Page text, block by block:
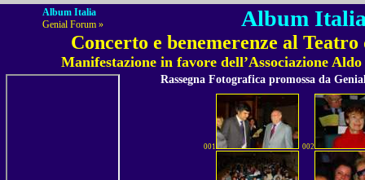
Album Italia
Genial Forum »
Album
Concerto e benemerenze al
Manifestazione in favore dell’Associazione
Rassegna Fotografica promossa da
001 002